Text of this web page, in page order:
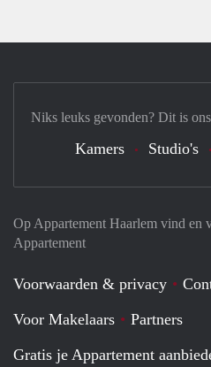
Op Appartement Haarlem vind en
Appartement
Voorwaarden & privacy
Voor Makelaars
Partners
Gratis je Appartement
Niks leuks gevonden? Dit is
Kamers Studio's